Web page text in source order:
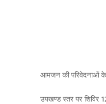
आमजन की परिवेदनाओं के
उपखण्ड स्तर पर शिविर